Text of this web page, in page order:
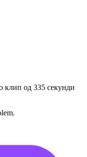
клип од 335 секунди